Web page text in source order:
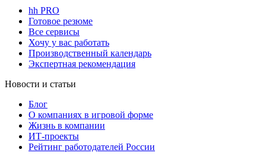
hh PRO
Готовое резюме
Все сервисы
Хочу у вас работать
Производственный календарь
Экспертная рекомендация
Новости и статьи
Блог
О компаниях в игровой форме
Жизнь в компании
ИТ-проекты
Рейтинг работодателей России